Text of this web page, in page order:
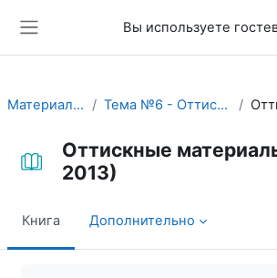
Вы используете
Материаловедение Тема №6 - Оттискные материалы
Оттискные
2013)
Книга Дополнительно